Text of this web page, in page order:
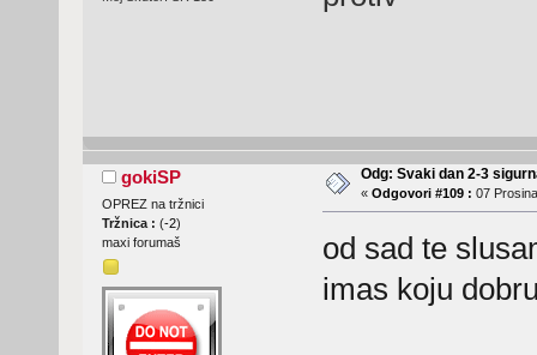
gokiSP
OPREZ na tržnici
Tržnica : (-2)
maxi forumaš
Odg: Svaki dan 2-3
« Odgovori #109 : 07
od sad te
imas koju